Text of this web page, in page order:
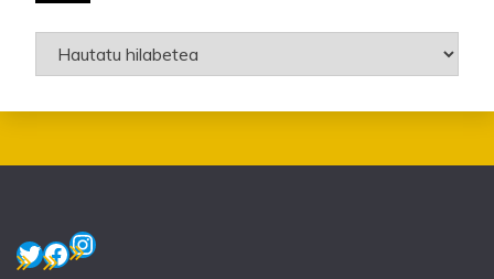
Artxiboak
Twitter
Facebook
Instagram